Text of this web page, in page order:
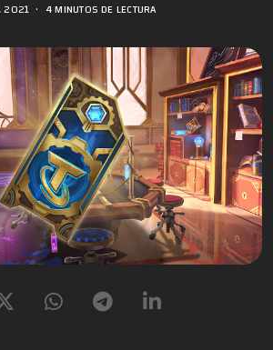
2021 • 4 MINUTOS DE LECTURA